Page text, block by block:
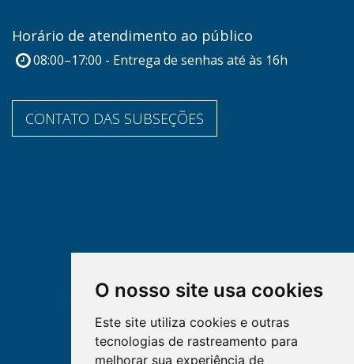
O nosso site usa cookies
Este site utiliza cookies e outras
tecnologias de rastreamento para
melhorar sua experiência de
Horário de atendimento ao público
08:00–17:00 - Entrega de senhas até às 16h
CONTATO DAS SUBSEÇÕES